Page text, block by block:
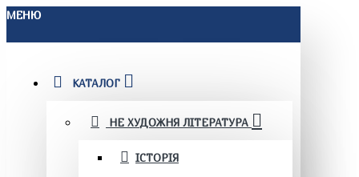
МЕНЮ
КАТАЛОГ
НЕ ХУДОЖНЯ ЛІТЕРАТУРА
ІСТОРІЯ